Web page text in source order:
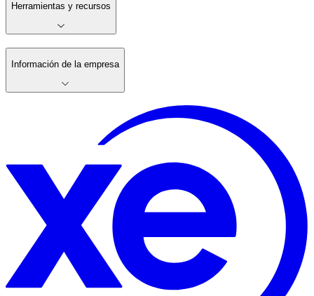
Herramientas y recursos
Información de la empresa